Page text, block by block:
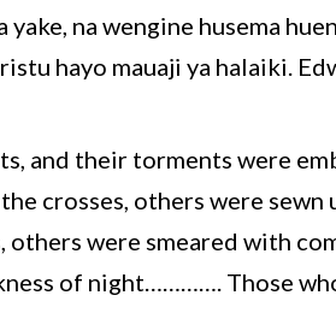
na wengine husema
hayo mauaji ya halaiki.
and their torments were
crosses, others were
others were smeared with
of night…………. Those